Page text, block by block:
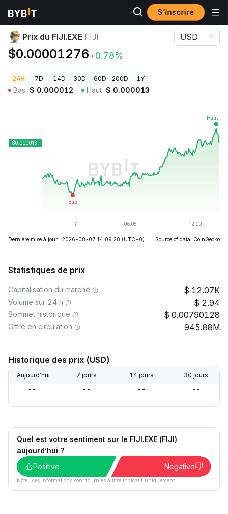
S’inscrire
Prix des cryptos
Prix du FIJI.EXE FIJI
$0.00001276+0.78%
USD
24H 7D 14D 30D 60D 200D 1Y
Bas $ 0.000012 Haut $ 0.000013
Dernière mise à jour : 2026-08-07 14:09:28 (UTC+0) Source of data: CoinGecko
Statistiques de prix
Capitalisation du marché 12.07K
Volume sur 24 h 2.94
Sommet historique 0.00790128
Offre en circulation 945.88M
Historique des prix (USD)
Aujourd’hui 7 jours 14 jours 30 jours
-- -- -- --
Quel est votre sentiment sur le FIJI.EXE (FIJI)
aujourd’hui ?
Positive
Negative
Note : ces informations sont fournies à titre indicatif uniquement.